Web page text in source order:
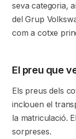
seva categoria,
del Grup
com a cotxe
El preu que
Els preus dels
inclouen el
la matriculació.
sorpreses.